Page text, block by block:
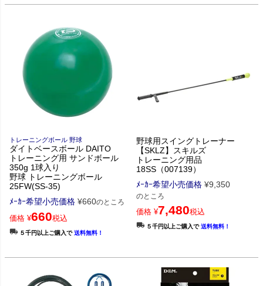
トレーニングボール 野球
ダイトベースボール DAITO
トレーニング用 サンドボール
350g 1球入り
野球 トレーニングボール
25FW(SS-35)
ﾒｰｶｰ希望小売価格 ¥660のところ
価格 ¥660税込
５千円以上ご購入で送料無料！
野球用スイングトレーナー
【SKLZ】スキルズ
トレーニング用品
18SS（007139）
ﾒｰｶｰ希望小売価格 ¥9,350
のところ
価格 ¥7,480税込
５千円以上ご購入で送料無料！